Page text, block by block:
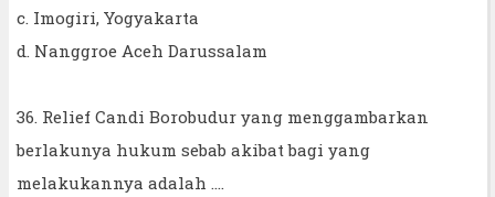
c. Imogiri, Yogyakarta
d. Nanggroe Aceh Darussalam
36. Relief Candi Borobudur yang menggambarkan
berlakunya hukum sebab akibat bagi yang
melakukannya adalah ....